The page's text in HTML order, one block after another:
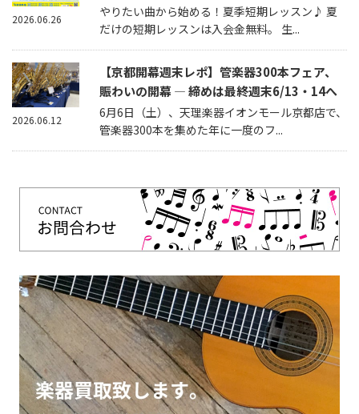
やりたい曲から始める！夏季短期レッスン♪ 夏
だけの短期レッスンは入会金無料。 生...
2026.06.26
【京都開幕週末レポ】管楽器300本フェア、
賑わいの開幕 — 締めは最終週末6/13・14へ
6月6日（土）、天理楽器イオンモール京都店で、
管楽器300本を集めた年に一度のフ...
2026.06.12